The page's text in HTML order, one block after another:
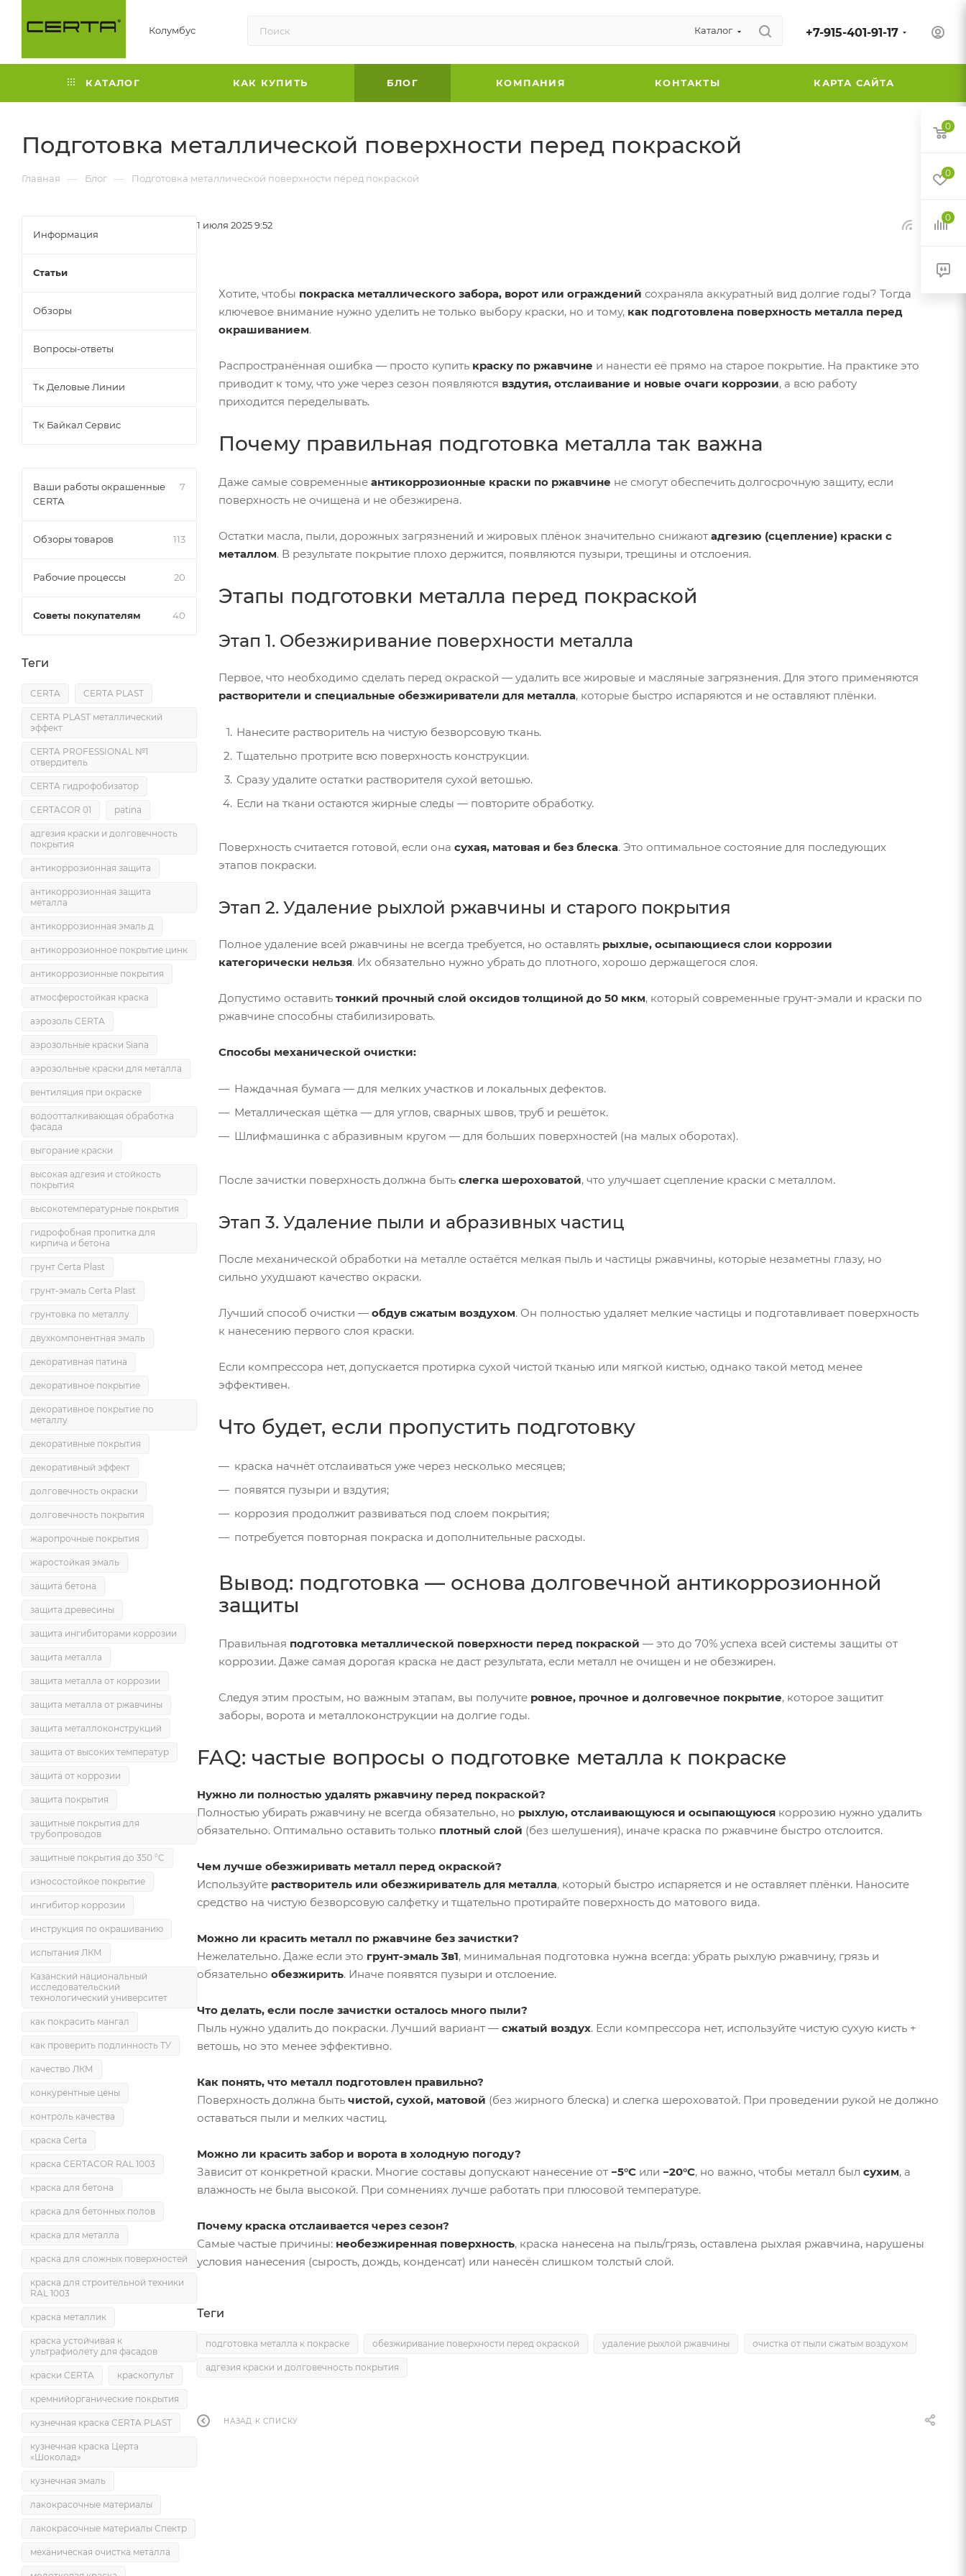
Колумбус Каталог +7-915-401-91-17
КАТАЛОГ КАК КУПИТЬ БЛОГ КОМПАНИЯ КОНТАКТЫ КАРТА САЙТА
Подготовка металлической поверхности перед покраской
Главная — Блог — Подготовка металлической поверхности перед покраской
1 июля 2025 9:52
Хотите, чтобы покраска металлического забора, ворот или ограждений сохраняла аккуратный вид долгие годы? Тогда
ключевое внимание нужно уделить не только выбору краски, но и тому, как подготовлена поверхность металла перед
окрашиванием.
Распространённая ошибка — просто купить краску по ржавчине и нанести её прямо на старое покрытие. На практике это
приводит к тому, что уже через сезон появляются вздутия, отслаивание и новые очаги коррозии, а всю работу
приходится переделывать.
Почему правильная подготовка металла так важна
Даже самые современные антикоррозионные краски по ржавчине не смогут обеспечить долгосрочную защиту, если
поверхность не очищена и не обезжирена.
Остатки масла, пыли, дорожных загрязнений и жировых плёнок значительно снижают адгезию (сцепление) краски с
металлом. В результате покрытие плохо держится, появляются пузыри, трещины и отслоения.
Этапы подготовки металла перед покраской
Этап 1. Обезжиривание поверхности металла
Первое, что необходимо сделать перед окраской — удалить все жировые и масляные загрязнения. Для этого применяются
растворители и специальные обезжириватели для металла, которые быстро испаряются и не оставляют плёнки.
Нанесите растворитель на чистую безворсовую ткань.
Тщательно протрите всю поверхность конструкции.
Сразу удалите остатки растворителя сухой ветошью.
Если на ткани остаются жирные следы — повторите обработку.
Поверхность считается готовой, если она сухая, матовая и без блеска. Это оптимальное состояние для последующих
этапов покраски.
Этап 2. Удаление рыхлой ржавчины и старого покрытия
Полное удаление всей ржавчины не всегда требуется, но оставлять рыхлые, осыпающиеся слои коррозии
категорически нельзя. Их обязательно нужно убрать до плотного, хорошо держащегося слоя.
Допустимо оставить тонкий прочный слой оксидов толщиной до 50 мкм, который современные грунт-эмали и краски по
ржавчине способны стабилизировать.
Способы механической очистки:
Наждачная бумага — для мелких участков и локальных дефектов.
Металлическая щётка — для углов, сварных швов, труб и решёток.
Шлифмашинка с абразивным кругом — для больших поверхностей (на малых оборотах).
После зачистки поверхность должна быть слегка шероховатой, что улучшает сцепление краски с металлом.
Этап 3. Удаление пыли и абразивных частиц
После механической обработки на металле остаётся мелкая пыль и частицы ржавчины, которые незаметны глазу, но
сильно ухудшают качество окраски.
Лучший способ очистки — обдув сжатым воздухом. Он полностью удаляет мелкие частицы и подготавливает поверхность
к нанесению первого слоя краски.
Если компрессора нет, допускается протирка сухой чистой тканью или мягкой кистью, однако такой метод менее
эффективен.
Что будет, если пропустить подготовку
краска начнёт отслаиваться уже через несколько месяцев;
появятся пузыри и вздутия;
коррозия продолжит развиваться под слоем покрытия;
потребуется повторная покраска и дополнительные расходы.
Вывод: подготовка — основа долговечной антикоррозионной
защиты
Правильная подготовка металлической поверхности перед покраской — это до 70% успеха всей системы защиты от
коррозии. Даже самая дорогая краска не даст результата, если металл не очищен и не обезжирен.
Следуя этим простым, но важным этапам, вы получите ровное, прочное и долговечное покрытие, которое защитит
заборы, ворота и металлоконструкции на долгие годы.
FAQ: частые вопросы о подготовке металла к покраске
Нужно ли полностью удалять ржавчину перед покраской?
Полностью убирать ржавчину не всегда обязательно, но рыхлую, отслаивающуюся и осыпающуюся коррозию нужно удалить
обязательно. Оптимально оставить только плотный слой (без шелушения), иначе краска по ржавчине быстро отслоится.
Чем лучше обезжиривать металл перед окраской?
Используйте растворитель или обезжириватель для металла, который быстро испаряется и не оставляет плёнки. Наносите
средство на чистую безворсовую салфетку и тщательно протирайте поверхность до матового вида.
Можно ли красить металл по ржавчине без зачистки?
Нежелательно. Даже если это грунт-эмаль 3в1, минимальная подготовка нужна всегда: убрать рыхлую ржавчину, грязь и
обязательно обезжирить. Иначе появятся пузыри и отслоение.
Что делать, если после зачистки осталось много пыли?
Пыль нужно удалить до покраски. Лучший вариант — сжатый воздух. Если компрессора нет, используйте чистую сухую кисть +
ветошь, но это менее эффективно.
Как понять, что металл подготовлен правильно?
Поверхность должна быть чистой, сухой, матовой (без жирного блеска) и слегка шероховатой. При проведении рукой не должно
оставаться пыли и мелких частиц.
Можно ли красить забор и ворота в холодную погоду?
Зависит от конкретной краски. Многие составы допускают нанесение от −5°C или −20°C, но важно, чтобы металл был сухим, а
влажность не была высокой. При сомнениях лучше работать при плюсовой температуре.
Почему краска отслаивается через сезон?
Самые частые причины: необезжиренная поверхность, краска нанесена на пыль/грязь, оставлена рыхлая ржавчина, нарушены
условия нанесения (сырость, дождь, конденсат) или нанесён слишком толстый слой.
Теги
подготовка металла к покраске обезжиривание поверхности перед окраской удаление рыхлой ржавчины очистка от пыли сжатым воздухом
адгезия краски и долговечность покрытия
НАЗАД К СПИСКУ
Информация
Статьи
Обзоры
Вопросы-ответы
Тк Деловые Линии
Тк Байкал Сервис
Ваши работы окрашенные
CERTA
7
Обзоры товаров 113
Рабочие процессы 20
Советы покупателям 40
Теги
CERTA CERTA PLAST
CERTA PLAST металлический
эффект
CERTA PROFESSIONAL №1
отвердитель
CERTA гидрофобизатор
CERTACOR 01 patina
адгезия краски и долговечность
покрытия
антикоррозионная защита
антикоррозионная защита
металла
антикоррозионная эмаль д
антикоррозионное покрытие цинк
антикоррозионные покрытия
атмосферостойкая краска
аэрозоль CERTA
аэрозольные краски Siana
аэрозольные краски для металла
вентиляция при окраске
водоотталкивающая обработка
фасада
выгорание краски
высокая адгезия и стойкость
покрытия
высокотемпературные покрытия
гидрофобная пропитка для
кирпича и бетона
грунт Certa Plast
грунт-эмаль Certa Plast
грунтовка по металлу
двухкомпонентная эмаль
декоративная патина
декоративное покрытие
декоративное покрытие по
металлу
декоративные покрытия
декоративный эффект
долговечность окраски
долговечность покрытия
жаропрочные покрытия
жаростойкая эмаль
защита бетона
защита древесины
защита ингибиторами коррозии
защита металла
защита металла от коррозии
защита металла от ржавчины
защита металлоконструкций
защита от высоких температур
защита от коррозии
защита покрытия
защитные покрытия для
трубопроводов
защитные покрытия до 350 °C
износостойкое покрытие
ингибитор коррозии
инструкция по окрашиванию
испытания ЛКМ
Казанский национальный
исследовательский
технологический университет
как покрасить мангал
как проверить подлинность ТУ
качество ЛКМ
конкурентные цены
контроль качества
краска Certa
краска CERTACOR RAL 1003
краска для бетона
краска для бетонных полов
краска для металла
краска для сложных поверхностей
краска для строительной техники
RAL 1003
краска металлик
краска устойчивая к
ультрафиолету для фасадов
краски CERTA краскопульт
кремнийорганические покрытия
кузнечная краска CERTA PLAST
кузнечная краска Церта
«Шоколад»
кузнечная эмаль
лакокрасочные материалы
лакокрасочные материалы Спектр
механическая очистка металла
0
0
0